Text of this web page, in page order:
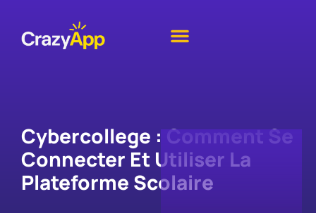
Cybercollege : Comment Se
Connecter Et Utiliser La
Plateforme Scolaire